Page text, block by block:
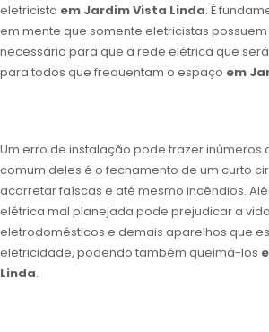
eletricista em Jardim Vista Linda. É
em mente que somente eletricistas
necessário para que a rede elétrica que
para todos que frequentam o espaço em
Um erro de instalação pode trazer inúmeros
comum deles é o fechamento de um curto
acarretar faíscas e até mesmo incêndios.
elétrica mal planejada pode prejudicar a
eletrodomésticos e demais aparelhos que
eletricidade, podendo também queimá-los
Linda.